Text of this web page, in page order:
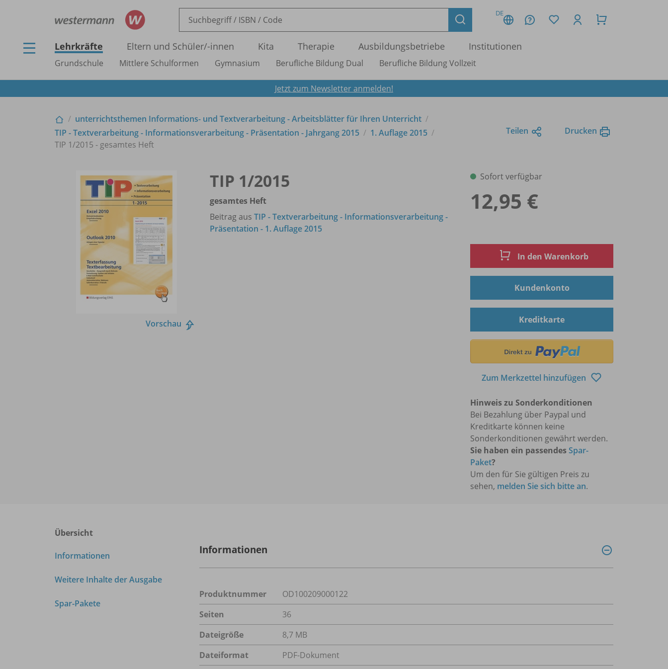
DE
Lehrkräfte Eltern und Schüler/-innen Kita Therapie Ausbildungsbetriebe Institutionen
Grundschule Mittlere Schulformen Gymnasium Berufliche Bildung Dual Berufliche Bildung Vollzeit
Jetzt zum Newsletter anmelden!
unterrichtsthemen Informations- und Textverarbeitung - Arbeitsblätter für Ihren Unterricht
TIP - Textverarbeitung - Informationsverarbeitung - Präsentation - Jahrgang 2015
1. Auflage 2015
TIP 1/2015 - gesamtes Heft
Teilen Drucken
Vorschau
TIP 1/2015
gesamtes Heft
Beitrag aus TIP - Textverarbeitung - Informationsverarbeitung -
Präsentation - 1. Auflage 2015
Sofort verfügbar
12,95 €
In den Warenkorb
Kundenkonto
Kreditkarte
Zum Merkzettel hinzufügen
Hinweis zu Sonderkonditionen
Bei Bezahlung über Paypal und
Kreditkarte können keine
Sonderkonditionen gewährt werden.
Sie haben ein passendesSpar-
Paket?
Um den für Sie gültigen Preis zu
sehen, melden Sie sich bitte an.
Übersicht
Informationen
Weitere Inhalte der Ausgabe
Spar-Pakete
Informationen
Produktnummer
OD100209000122
Seiten
36
Dateigröße
8,7 MB
Dateiformat
PDF-Dokument